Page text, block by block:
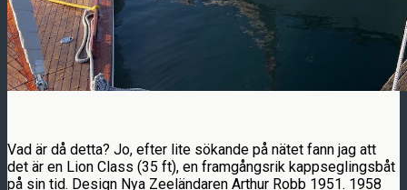
Vad är då detta? Jo, efter lite sökande på nätet fann jag att
det är en Lion Class (35 ft), en framgångsrik kappseglingsbåt
på sin tid. Design Nya Zeeländaren Arthur Robb 1951. 1958